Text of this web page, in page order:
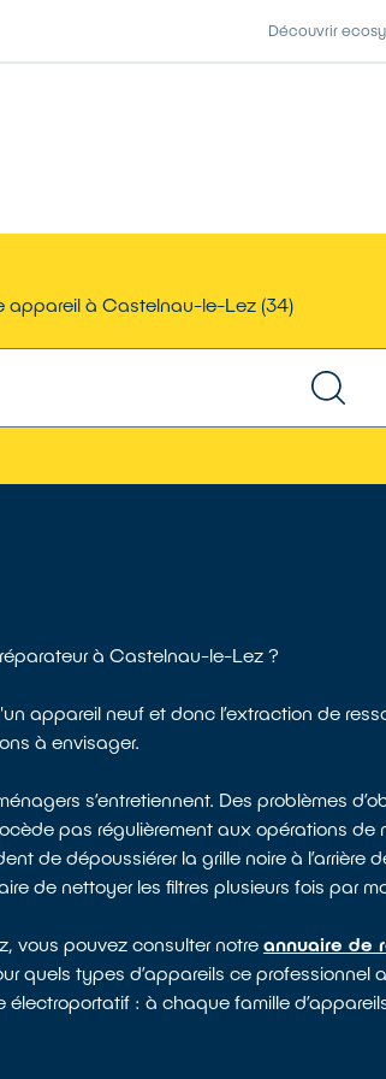
Découvrir
appareil à Castelnau-le-Lez (34)
à Castelnau-le-Lez ?
appareil neuf et donc l’extraction de
à envisager.
s’entretiennent. Des problèmes
pas régulièrement aux opérations
de dépoussiérer la grille noire à l’arrière
de nettoyer les filtres plusieurs fois par
vous pouvez consulter notreannuaire de
quels types d’appareils ce
: à chaque famille